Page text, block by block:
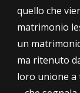
quello che
matrimonio
un
ma ritenuto
loro unione a